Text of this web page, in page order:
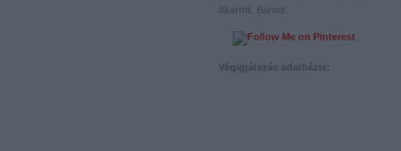
Akármit. Bármit.
Végigjátszás adatbázis: